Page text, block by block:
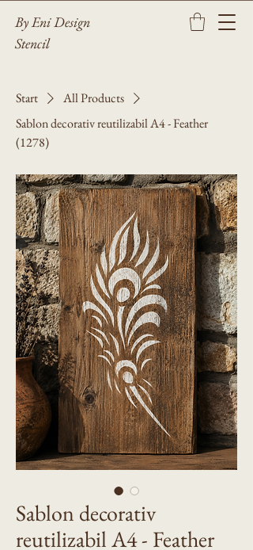
By Eni Design
Stencil
Start
All Products
Sablon decorativ reutilizabil A4 - Feather
(1278)
Sablon decorativ
reutilizabil A4 - Feather